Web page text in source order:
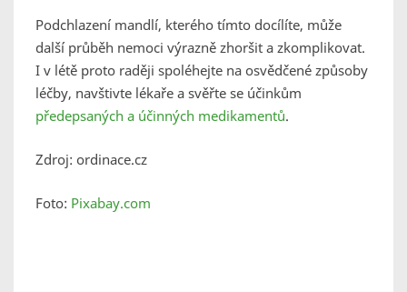
Podchlazení mandlí, kterého tímto docílíte, může
další průběh nemoci výrazně zhoršit a zkomplikovat.
I v létě proto raději spoléhejte na osvědčené způsoby
léčby, navštivte lékaře a svěřte se účinkům
předepsaných a účinných medikamentů.
Zdroj: ordinace.cz
Foto: Pixabay.com